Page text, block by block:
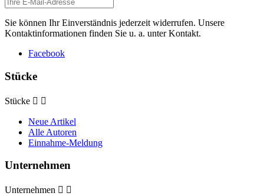
Sie können Ihr Einverständnis jederzeit widerrufen. Unsere
Kontaktinformationen finden Sie u. a. unter Kontakt.
Facebook
Stücke
Stücke  
Neue Artikel
Alle Autoren
Einnahme-Meldung
Unternehmen
Unternehmen  